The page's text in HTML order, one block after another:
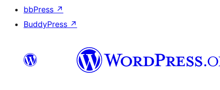
bbPress ↗
BuddyPress ↗